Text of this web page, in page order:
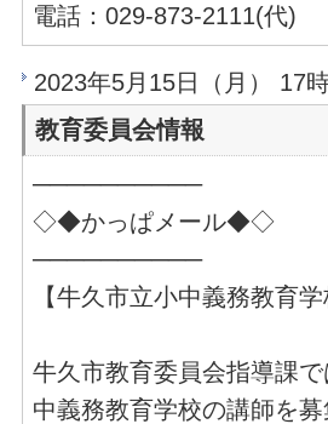
電話：029-873-2111(代)
2023年5月15日（月） 17
教育委員会情報
──────────
◇◆かっぱメール◆◇
──────────
【牛久市立小中義務教育学
牛久市教育委員会指導課
中義務教育学校の講師を募